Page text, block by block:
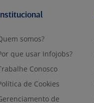
Institucional
somos?
que usar Infojobs?
Conosco
de Cookies
de